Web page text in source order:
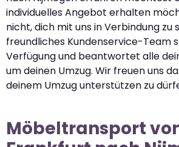
individuelles Angebot erhalten
nicht, dich mit uns in Verbindung zu
freundliches Kundenservice-Team
Verfügung und beantwortet alle
um deinen Umzug. Wir freuen uns
deinem Umzug unterstützen zu
Möbeltransport